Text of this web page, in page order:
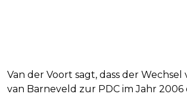
Van der Voort sagt, dass der Wechsel
van Barneveld zur PDC im Jahr 2006